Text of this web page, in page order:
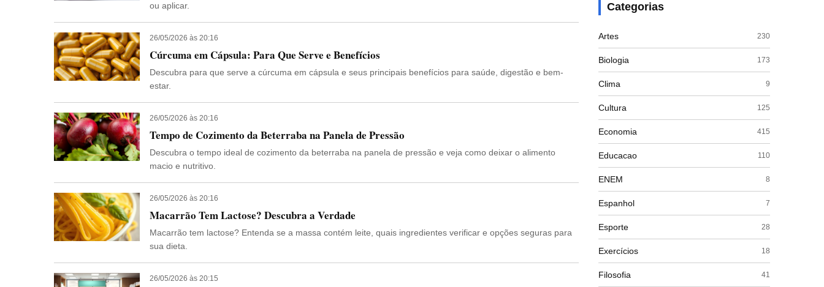
ou aplicar.
26/05/2026 às 20:16
Cúrcuma em Cápsula: Para Que Serve e Benefícios
Descubra para que serve a cúrcuma em cápsula e seus principais benefícios para saúde, digestão e bem-
estar.
26/05/2026 às 20:16
Tempo de Cozimento da Beterraba na Panela de Pressão
Descubra o tempo ideal de cozimento da beterraba na panela de pressão e veja como deixar o alimento
macio e nutritivo.
26/05/2026 às 20:16
Macarrão Tem Lactose? Descubra a Verdade
Macarrão tem lactose? Entenda se a massa contém leite, quais ingredientes verificar e opções seguras para
sua dieta.
26/05/2026 às 20:15
Categorias
Artes 230
Biologia 173
Clima 9
Cultura 125
Economia 415
Educacao 110
ENEM 8
Espanhol 7
Esporte 28
Exercícios 18
Filosofia 41